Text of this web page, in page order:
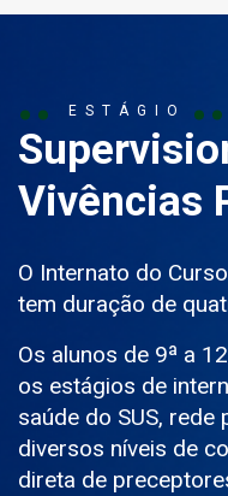
ESTÁGIO
Vivências
O Internato do
tem duração de
Os alunos de 9ª a
os estágios de
saúde do SUS, rede
diversos níveis de
direta de